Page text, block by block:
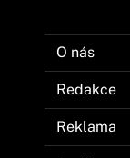
O nás
Redakce
Reklama